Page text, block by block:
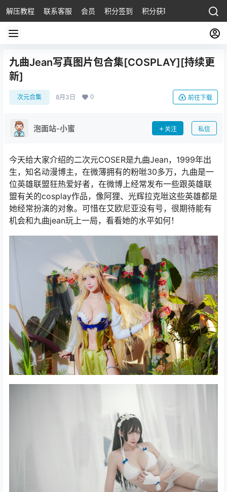
解压教程 联系客服 会员 积分签到 积分获取
九曲Jean写真图片包合集[COSPLAY][持续更
新]
次元合集 8月3日 0 前往下载
泡面站-小蜜 关注 私信
今天给大家介绍的二次元COSER是九曲Jean，1999年出
生，知名动漫博主，在微薄拥有的粉咝30多万，九曲是一
位英雄联盟狂热爱好者，在微博上经常发布一些跟英雄联
盟有关的cosplay作品，像阿狸、光辉拉克咝这些英雄都是
她经常扮演的对象。可惜在艾欧尼亚没有号，很期待能有
机会和九曲jean玩上一局，看看她的水平如何！